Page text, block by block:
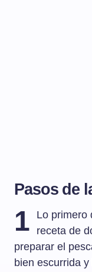
Pasos de
1
Lo primero
receta de
preparar el
bien escurrida